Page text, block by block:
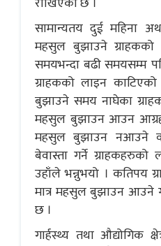
सामान्यतय दुई महिना
महसुल बुझाउने
समयभन्दा बढी समयसम्म
ग्राहकको लाइन
बुझाउने समय नाघेका
महसुल बुझाउन आउन
महसुल बुझाउन नआउने
बेवास्ता गर्ने
उहाँले भन्नुभयो । कतिपय
मात्र महसुल बुझाउन आउने
छ ।
गार्हस्थ्य तथा औद्योगिक